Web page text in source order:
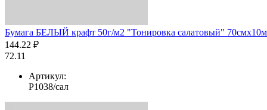
Бумага БЕЛЫЙ крафт 50г/м2 "Тонировка салатовый"
144.22 ₽
72.11
Артикул:
Р1038/сал